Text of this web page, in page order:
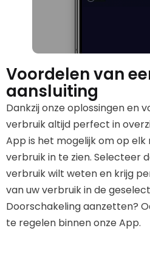
Voordelen van
aansluiting
Dankzij onze oplossingen en
verbruik altijd perfect in
App is het mogelijk om op
verbruik in te zien. Selecteer
verbruik wilt weten en krijg
van uw verbruik in de
Doorschakeling aanzetten?
te regelen binnen onze App.